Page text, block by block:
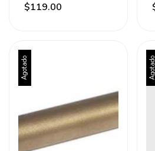
$119.00
Agotado Agotado